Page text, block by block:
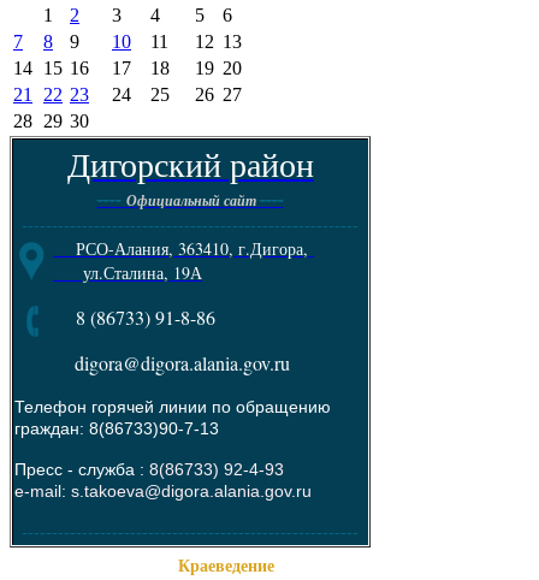
1
2 3 4 5
6
7
8 9 10 11 12 13
14 15 16 17 18 19 20
21
22 23 24 25 26 27
28 29 30
Дигорский район
---- Официальный сайт----
--------------------------------------------------------
РСО-Алания, 363410, г.Дигора,
ул.Сталина, 19А
8 (86733) 91-8-86
digora@digora.alania.gov.ru
Телефон горячей линии по обращению
граждан: 8(86733)90-7-13
Пресс - служба : 8(86733) 92-4-93
e-mail: s.takoeva@digora.alania.gov.ru
--------------------------------------------------------
Краеведение